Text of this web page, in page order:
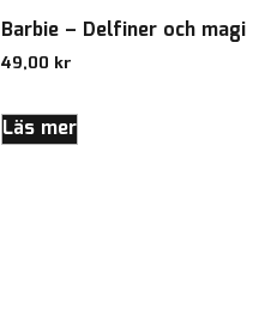
Barbie – Delfiner och magi
49,00 kr
Läs mer